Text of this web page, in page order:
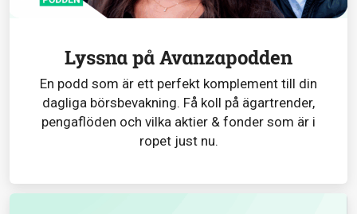
Lyssna på Avanzapodden
En podd som är ett perfekt komplement till din
dagliga börsbevakning. Få koll på ägartrender,
pengaflöden och vilka aktier & fonder som är i
ropet just nu.